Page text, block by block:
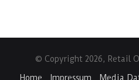
© Copyright 2026, Retail
Home
Impressum Media